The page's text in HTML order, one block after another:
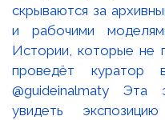
скрываются за
и рабочими
Истории, которые не
проведёт куратор
@guideinalmaty Эта
увидеть